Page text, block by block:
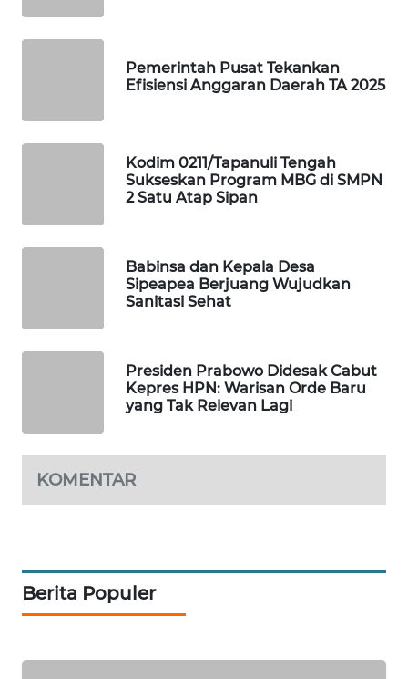
Pemerintah Pusat Tekankan
Efisiensi Anggaran Daerah TA 2025
Kodim 0211/Tapanuli Tengah
Sukseskan Program MBG di SMPN
2 Satu Atap Sipan
Babinsa dan Kepala Desa
Sipeapea Berjuang Wujudkan
Sanitasi Sehat
Presiden Prabowo Didesak Cabut
Kepres HPN: Warisan Orde Baru
yang Tak Relevan Lagi
KOMENTAR
Berita Populer
ALPERKLINAS
SIDIKALANG
NEWS
METRO
MEDAN
NEWS
JAKARTA
NEWS
NEWS